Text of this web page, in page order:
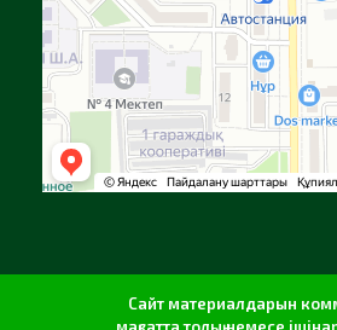
Сайт материалдарын